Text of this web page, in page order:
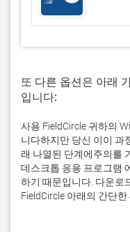
또 다른 옵션은 아래
입니다:
사용 FieldCircle 귀하의
니다하지만 당신 이이 과
래 나열된 단계에주의를
데스크톱 응용 프로그램
하기 때문입니다. 다운로
FieldCircle 아래의 간단